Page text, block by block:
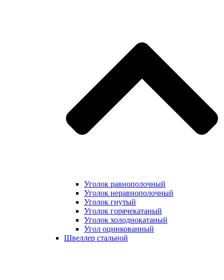
Уголок равнополочный
Уголок неравнополочный
Уголок гнутый
Уголок горячекатаный
Уголок холоднокатаный
Угол оцинкованный
Швеллер стальной